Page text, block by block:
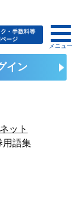
イン
メニュー
ット
用語集